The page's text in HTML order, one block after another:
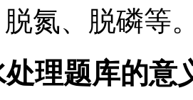
氮、脱磷等
处理题库的意